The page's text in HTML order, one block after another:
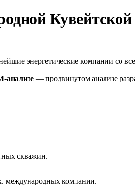
Кувейтской
энергетические компании со
— продвинутом анализе
скважин.
международных компаний.